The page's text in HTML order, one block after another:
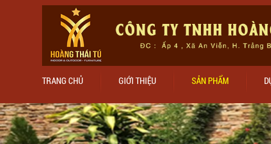
TRANG CHỦ GIỚI THIỆU SẢN PHẨM